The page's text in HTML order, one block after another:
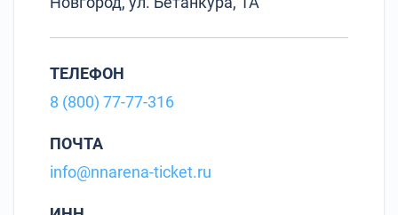
ТЕЛЕФОН
8 (800) 77-77-316
ПОЧТА
info@nnarena-ticket.ru